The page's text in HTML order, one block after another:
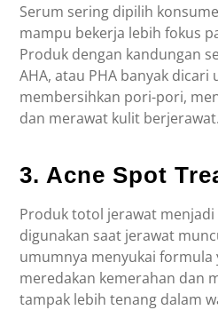
Serum sering dipilih
mampu bekerja lebih fokus
Produk dengan kandungan
AHA, atau PHA banyak
membersihkan pori-pori,
dan merawat kulit berjerawat.
3. Acne Spot
Produk totol jerawat
digunakan saat jerawat
umumnya menyukai formula
meredakan kemerahan dan
tampak lebih tenang dalam